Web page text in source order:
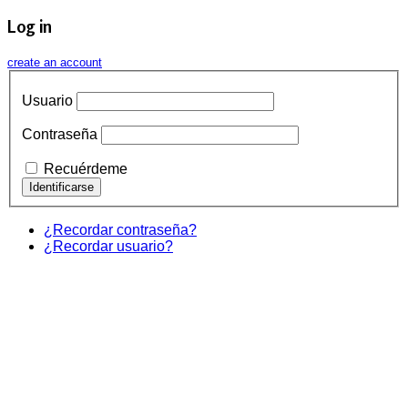
Log in
create an account
Usuario
Contraseña
Recuérdeme
¿Recordar contraseña?
¿Recordar usuario?